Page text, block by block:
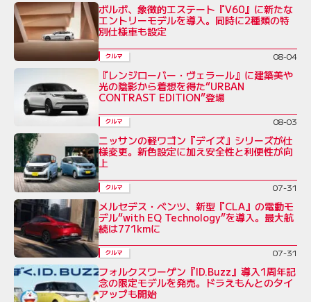
ボルボ、象徴的エステート『V60』に新たな
エントリーモデルを導入。同時に2種類の特
別仕様車も設定
クルマ 08-04
『レンジローバー・ヴェラール』に建築美や
光の陰影から着想を得た“URBAN
CONTRAST EDITION”登場
クルマ 08-03
ニッサンの軽ワゴン『デイズ』シリーズが仕
様変更。新色設定に加え安全性と利便性が向
上
クルマ 07-31
メルセデス・ベンツ、新型『CLA』の電動モ
デル“with EQ Technology”を導入。最大航
続は771kmに
クルマ 07-31
フォルクスワーゲン『ID.Buzz』導入1周年記
念の限定モデルを発売。ドラえもんとのタイ
アップも開始